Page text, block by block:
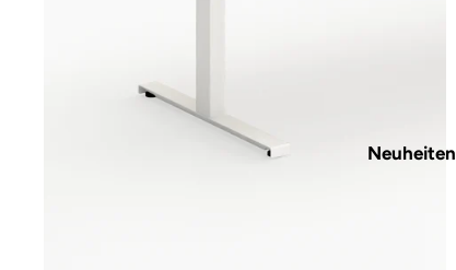
Neuheiten